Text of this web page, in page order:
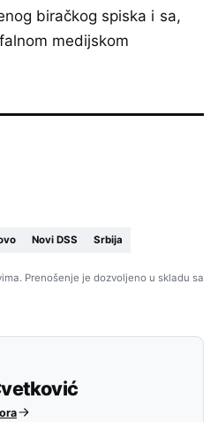
biračkog spiska i sa,
medijskom
Novi DSS Srbija
Prenošenje je dozvoljeno u skladu sa